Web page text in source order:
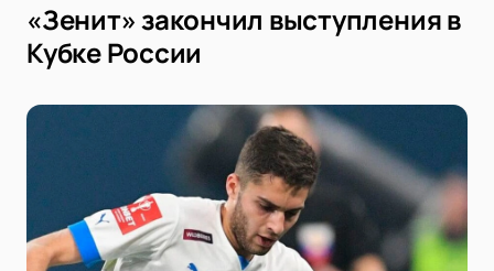
«Зенит» закончил выступления в
Кубке России